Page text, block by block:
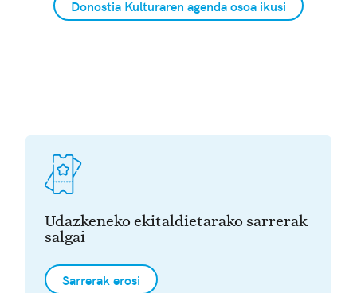
Donostia Kulturaren agenda osoa ikusi
Udazkeneko ekitaldietarako sarrerak
salgai
Sarrerak erosi